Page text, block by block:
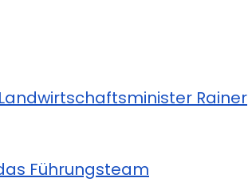
Rainer
Führungsteam